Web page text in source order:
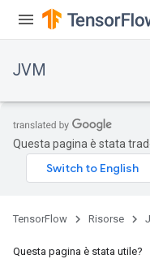
JVM
Questa pagina è stata
TensorFlow Risorse
Questa pagina è stata utile?